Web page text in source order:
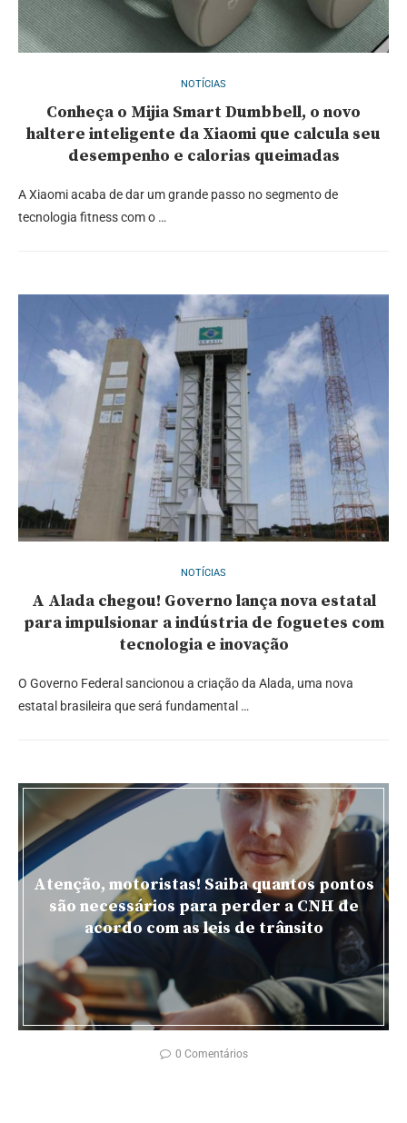
NOTÍCIAS
Conheça o Mijia Smart Dumbbell, o novo
haltere inteligente da Xiaomi que calcula seu
desempenho e calorias queimadas
A Xiaomi acaba de dar um grande passo no segmento de
tecnologia fitness com o …
NOTÍCIAS
A Alada chegou! Governo lança nova estatal
para impulsionar a indústria de foguetes com
tecnologia e inovação
O Governo Federal sancionou a criação da Alada, uma nova
estatal brasileira que será fundamental …
Atenção, motoristas! Saiba quantos pontos
são necessários para perder a CNH de
acordo com as leis de trânsito
0 Comentários